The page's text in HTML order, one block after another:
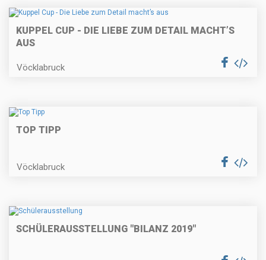
KUPPEL CUP - DIE LIEBE ZUM DETAIL MACHT’S
AUS
Vöcklabruck
TOP TIPP
Vöcklabruck
SCHÜLERAUSSTELLUNG "BILANZ 2019"